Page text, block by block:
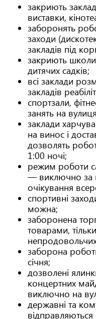
закриють
виставки,
заборонять
заходи
закладів під
закриють школи
дитячих садків;
всі заклади
закладів
спортзали,
занять на
заклади
на винос і
дозволять
1:00 ночі;
режим роботи
— виключно за
очікування
спортивні
можна;
заборонена
товарами,
заборона
січня;
дозволені
концертних
виключно на
державні та